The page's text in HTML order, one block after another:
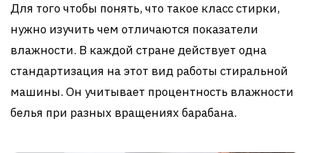
Для того чтобы понять, что такое класс стирки,
нужно изучить чем отличаются показатели
влажности. В каждой стране действует одна
стандартизация на этот вид работы стиральной
машины. Он учитывает процентность влажности
белья при разных вращениях барабана.